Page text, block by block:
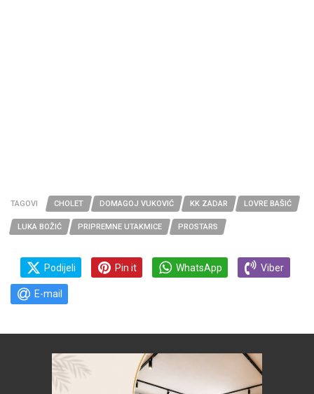
TAGOVI CHOLET DOMAGOJ VUKOVIĆ KK ZADAR LOVRE BAŠIĆ
LUKA BOŽIĆ PRIPREMNE UTAKMICE PROSTARS
Podijeli Pin it WhatsApp Viber
E-mail